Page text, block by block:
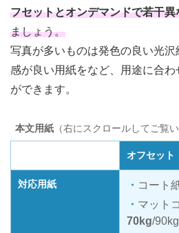
フセットとオンデマンドで若干異
ましょう。
写真が多いものは発色の良い光
感が良い用紙をなど、用途に合
ができます。
本文用紙 （右にスクロールしてご覧
オフセット
対応用紙 コート
マット
70kg/